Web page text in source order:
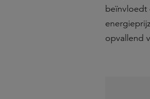
beïnvloedt
opvallend